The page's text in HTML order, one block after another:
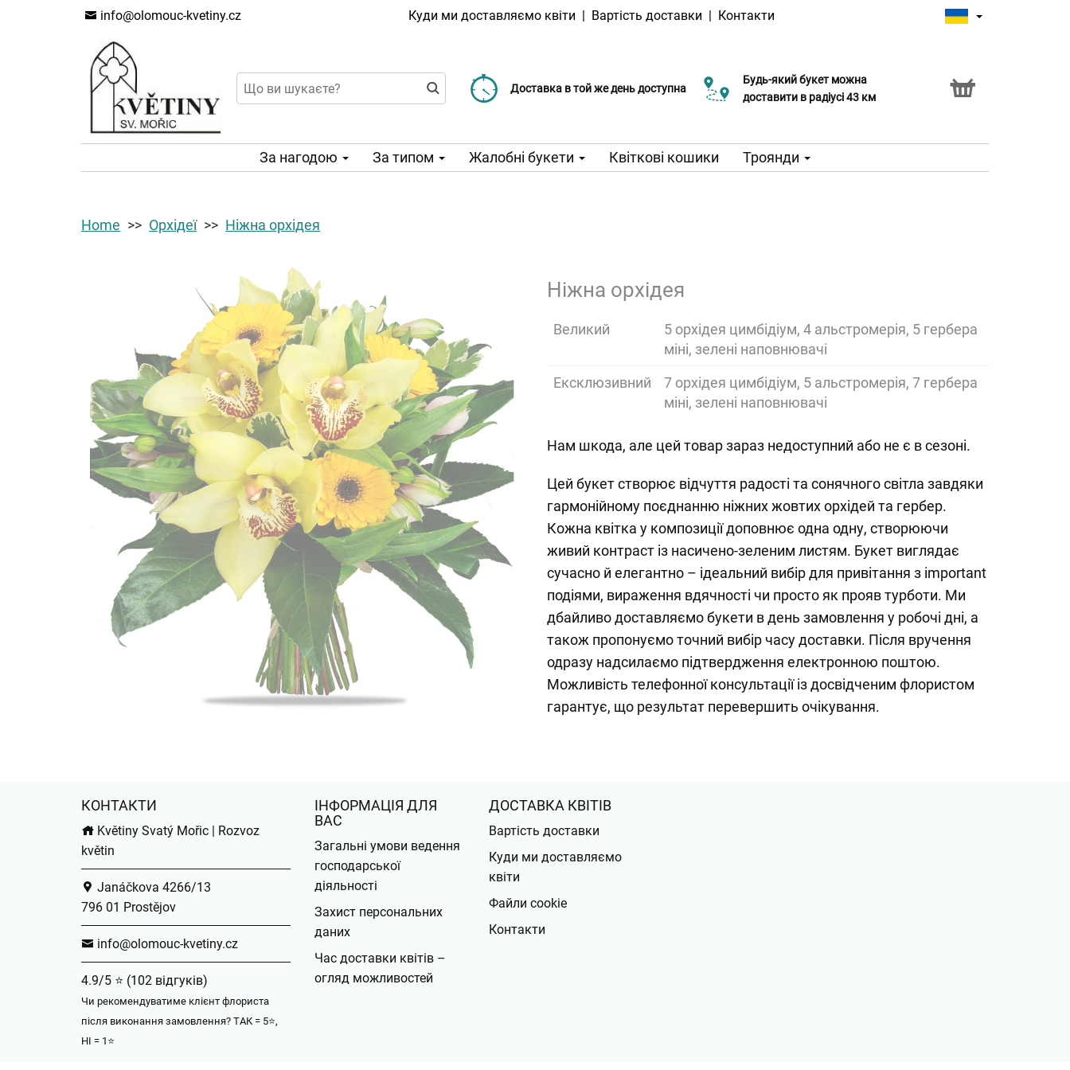
info@olomouc-kvetiny.cz Куди ми доставляємо квіти | Вартість доставки | Контакти
Доставка в той же день доступна
Доставка від 99 CZK
Виберіть дату доставки
Будь-який букет можна
доставити в радіусі 43 км
За нагодою За типом Жалобні букети Квіткові кошики Троянди
Home Орхідеї Ніжна орхідея
Ніжна орхідея
Великий
5 орхідея цимбідіум, 4 альстромерія, 5 гербера
міні, зелені наповнювачі
Ексклюзивний
7 орхідея цимбідіум, 5 альстромерія, 7 гербера
міні, зелені наповнювачі
Нам шкода, але цей товар зараз недоступний або не є в сезоні.
Цей букет створює відчуття радості та сонячного світла завдяки
гармонійному поєднанню ніжних жовтих орхідей та гербер.
Кожна квітка у композиції доповнює одна одну, створюючи
живий контраст із насичено-зеленим листям. Букет виглядає
сучасно й елегантно – ідеальний вибір для привітання з important
подіями, вираження вдячності чи просто як прояв турботи. Ми
дбайливо доставляємо букети в день замовлення у робочі дні, а
також пропонуємо точний вибір часу доставки. Після вручення
одразу надсилаємо підтвердження електронною поштою.
Можливість телефонної консультації із досвідченим флористом
гарантує, що результат перевершить очікування.
КОНТАКТИ
Květiny Svatý Mořic | Rozvoz
květin
Janáčkova 4266/13
796 01 Prostějov
info@olomouc-kvetiny.cz
4.9/5 ⭐ (102 відгуків)
Чи рекомендуватиме клієнт флориста
після виконання замовлення? ТАК = 5⭐,
НІ = 1⭐
ІНФОРМАЦІЯ ДЛЯ
ВАС
Загальні умови ведення
господарської
діяльності
Захист персональних
даних
Час доставки квітів –
огляд можливостей
ДОСТАВКА КВІТІВ
Вартість доставки
Куди ми доставляємо
квіти
Файли cookie
Контакти